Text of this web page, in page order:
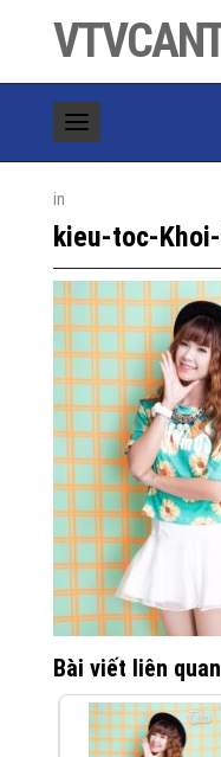
in
kieu-toc-
Bài viết liên